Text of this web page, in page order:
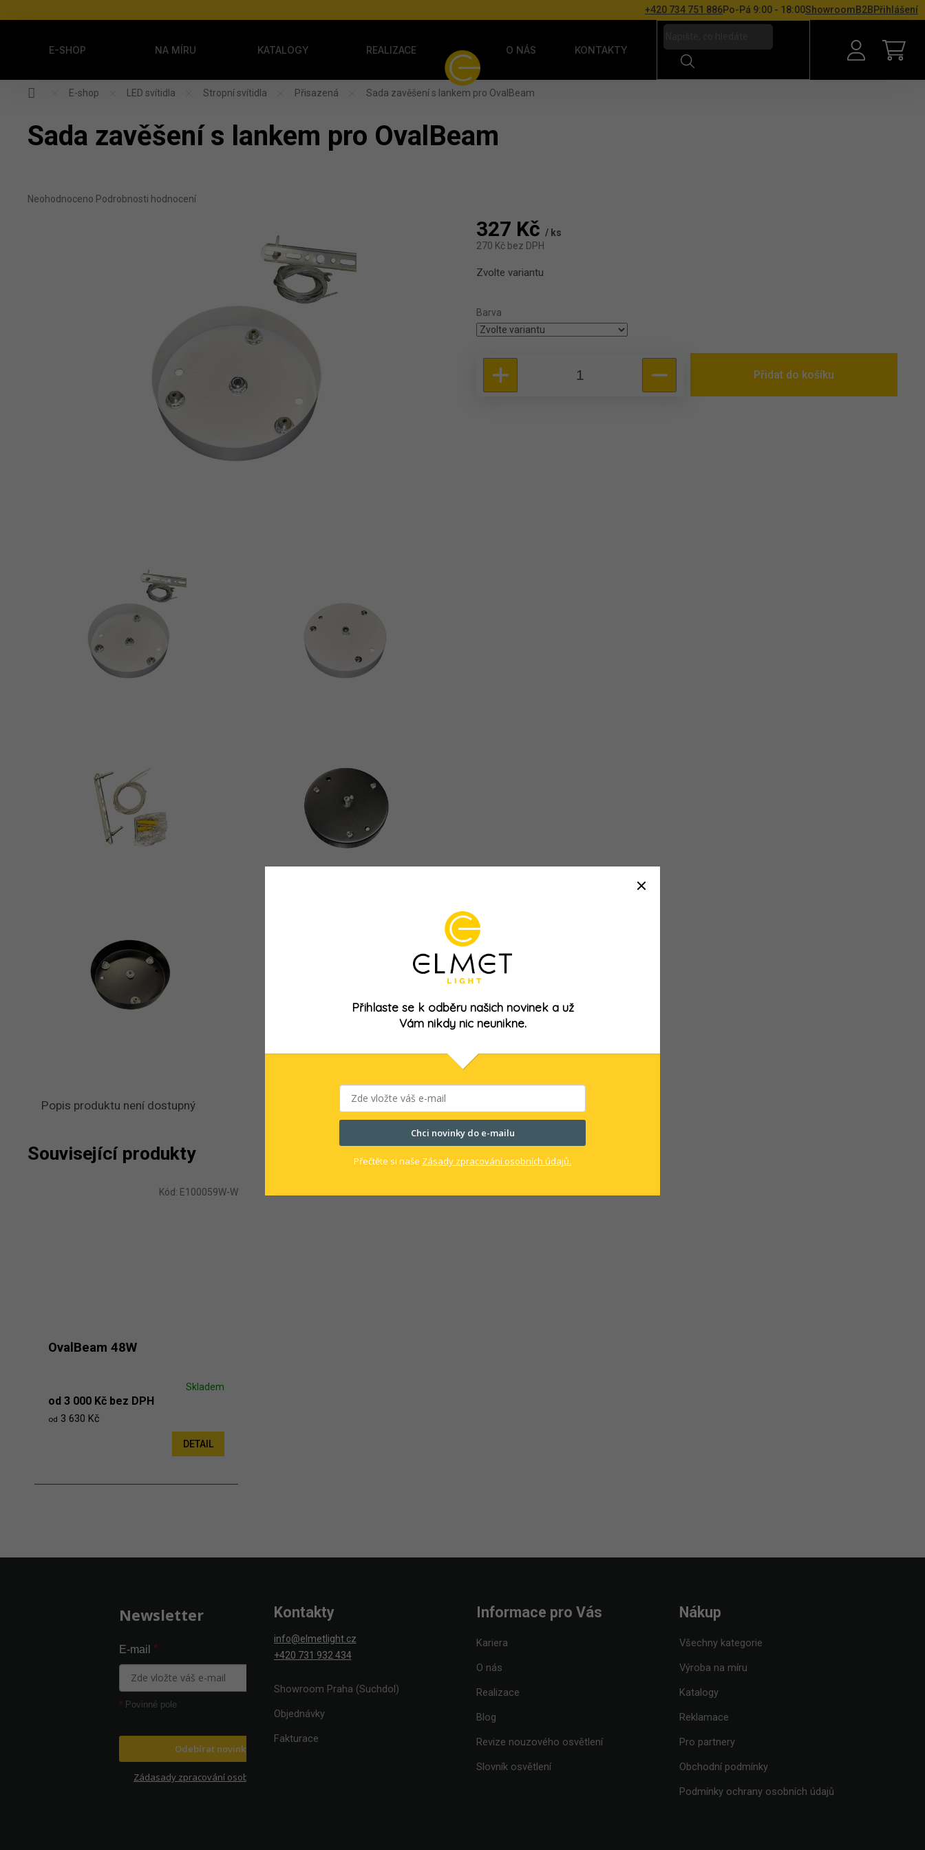
+420 734 751 886Po-Pá 9:00 - 18:00ShowroomB2BPřihlášení
E-SHOP NA MÍRU KATALOGY REALIZACE O NÁS KONTAKTY
E-shop LED svítidla Stropní svítidla Přisazená Sada zavěšení s lankem pro OvalBeam
Sada zavěšení s lankem pro OvalBeam
Průměrné hodnocení produktu je 0,0 z 5 hvězdiček.
Neohodnoceno Podrobnosti hodnocení
327 Kč / ks
270 Kč bez DPH
Zvolte variantu
Barva
Přidat do košíku
Popis produktu není dostupný
Související produkty
OvalBeam 48W
Skladem
od 3 000 Kč bez DPH
od 3 630 Kč
DETAIL
Kód: E100059W-W
Newsletter
E-mail *
* Povinné pole
Odebírat novinky
Zádasady zpracování osobních údajů
Kontakty
info@elmetlight.cz
+420 731 932 434
Showroom Praha (Suchdol)
Objednávky
Fakturace
Informace pro Vás
Kariera
O nás
Realizace
Blog
Revize nouzového osvětlení
Slovník osvětlení
Nákup
Všechny kategorie
Výroba na míru
Katalogy
Reklamace
Pro partnery
Obchodní podmínky
Podmínky ochrany osobních údajů
Přihlaste se k odběru našich novinek a už
Vám nikdy nic neunikne.
Chci novinky do e-mailu
Přečtěte si naše Zásady zpracování osobních údajů.